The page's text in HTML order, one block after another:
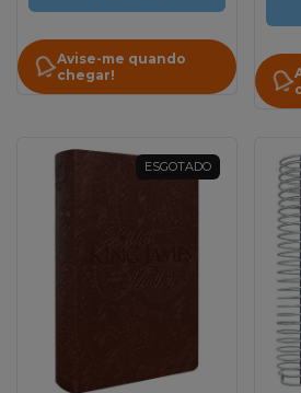
Avise-me quando
chegar!
ESGOTADO